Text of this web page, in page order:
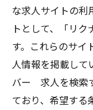
な求人サイトの利
トとして、「リク
す。これらのサイ
人情報を掲載して
バー 求人を検索
ており、希望する